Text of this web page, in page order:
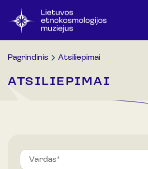
Pagrindinis Atsiliepimai
ATSILIEPIMAI
Vardas*